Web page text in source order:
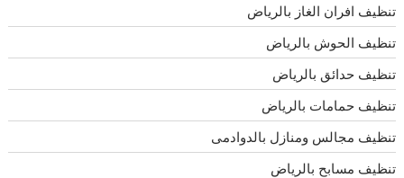
تنظيف افران الغاز بالرياض
تنظيف الحوش بالرياض
تنظيف حدائق بالرياض
تنظيف حمامات بالرياض
تنظيف مجالس ومنازل بالدوادمى
تنظيف مسابح بالرياض